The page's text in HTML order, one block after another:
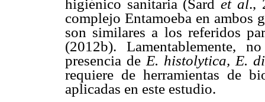
higiénico sanitaria (Sardet al.,
complejo Entamoeba en ambos
son similares a los referidos
(2012b). Lamentablemente,
presencia de E. histolytica, E.
requiere de herramientas de
aplicadas en este estudio.